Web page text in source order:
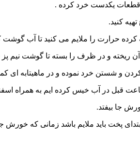
یکدست خرد کرده .
کنید.
حرارت را ملایم می کنید تا آب
آن ریخته و در ظرف را بسته تا گوشت نیم
و شستن خرد نموده و در ماهیتابه ای
جا بیفتد.
ملایم باشد زمانی که خورش جا افتاد، آبلیمو و شکر را